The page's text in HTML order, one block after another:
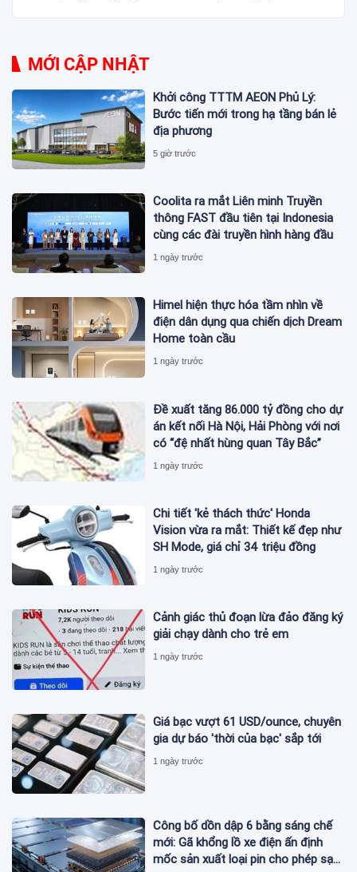
MỚI CẬP NHẬT
Khởi công TTTM AEON Phủ Lý:
Bước tiến mới trong hạ tầng bán lẻ
địa phương
5 giờ trước
Coolita ra mắt Liên minh Truyền
thông FAST đầu tiên tại Indonesia
cùng các đài truyền hình hàng đầu
1 ngày trước
Himel hiện thực hóa tầm nhìn về
điện dân dụng qua chiến dịch Dream
Home toàn cầu
1 ngày trước
Đề xuất tăng 86.000 tỷ đồng cho dự
án kết nối Hà Nội, Hải Phòng với nơi
có “đệ nhất hùng quan Tây Bắc”
1 ngày trước
Chi tiết 'kẻ thách thức' Honda
Vision vừa ra mắt: Thiết kế đẹp như
SH Mode, giá chỉ 34 triệu đồng
1 ngày trước
Cảnh giác thủ đoạn lừa đảo đăng ký
giải chạy dành cho trẻ em
1 ngày trước
Giá bạc vượt 61 USD/ounce, chuyên
gia dự báo 'thời của bạc' sắp tới
1 ngày trước
Công bố dồn dập 6 bằng sáng chế
mới: Gã khổng lồ xe điện ấn định
mốc sản xuất loại pin cho phép sạc